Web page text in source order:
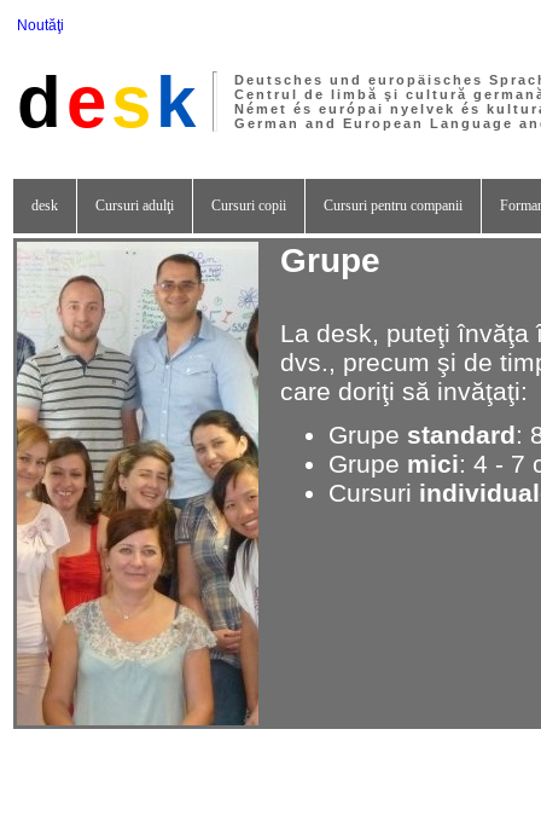
Noutăţi
desk
Deutsches und europäisches
Centrul de limbă şi cultură
Német és európai nyelvek és
German and European Language
desk Cursuri adulţi Cursuri copii Cursuri pentru companii
Grupe
La desk, puteţi învăţa
dvs., precum şi de
care doriţi să invăţaţi:
Grupe standard:
Grupe mici: 4 - 7
Cursuri